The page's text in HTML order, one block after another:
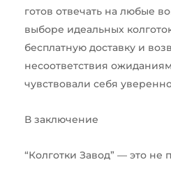
готов отвечать на любые
выборе идеальных
бесплатную доставку и
несоответствия
чувствовали себя
В заключение
“Колготки Завод” — это не